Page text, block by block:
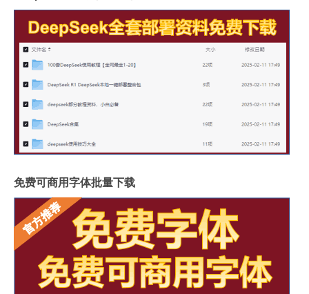
广州岩板生产企业有哪些
圆岩板玄关壁画视频讲解
岩板可以包横梁吗图片
供应硅岩板设备哪家好用
广州进口岩板厂商有哪些
岩板贴墙用啥胶最好
岩板和地板哪个质量好些
影视墙怎么安装岩板灯
成都超薄岩板费用高吗
福建岩板拼接胶品牌排行
湖北现代岩板厂家有几种
整屋岩板装饰墙面好吗
岩板上的坐垫怎么清洁
冠珠陶瓷岩板产品介绍
重庆岩板卫浴多少钱
怎样加工岩板地台砖
瓷砖岩板连纹处理方法
揭阳西班牙岩板哪家好点
陶瓷岩板什么时候上市
6w2h是什么意思
免费可商用字体批量下载